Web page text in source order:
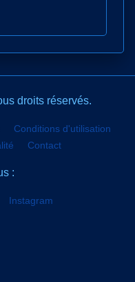
droits réservés.
Conditions d'utilisation
Contact
:
Instagram